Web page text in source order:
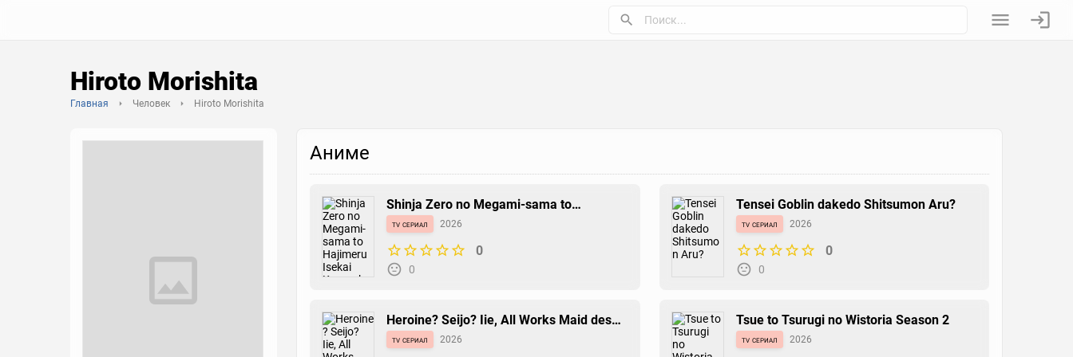
Hiroto Morishita
Главная Человек Hiroto Morishita
Аниме
Shinja Zero no Megami-sama to
Hajimeru Isekai Kouryaku
tv сериал 2026
0
0
Tensei Goblin dakedo Shitsumon Aru?
tv сериал 2026
0
0
Heroine? Seijo? Iie, All Works Maid desu
(Hokori)!
tv сериал 2026
Tsue to Tsurugi no Wistoria Season 2
tv сериал 2026